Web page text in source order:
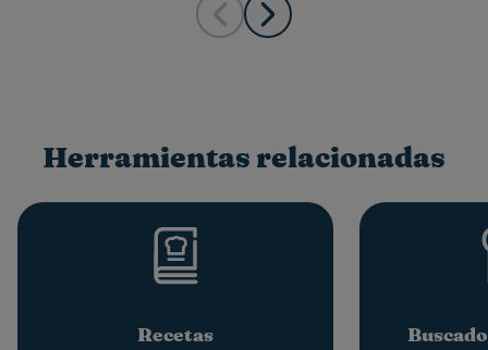
Herramientas relacionadas
Recetas